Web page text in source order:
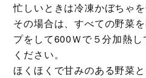
忙しいときは冷凍かぼちゃ
その場合は、すべての野菜
プをして600Ｗで５分加熱
ください。
ほくほくで甘みのある野菜